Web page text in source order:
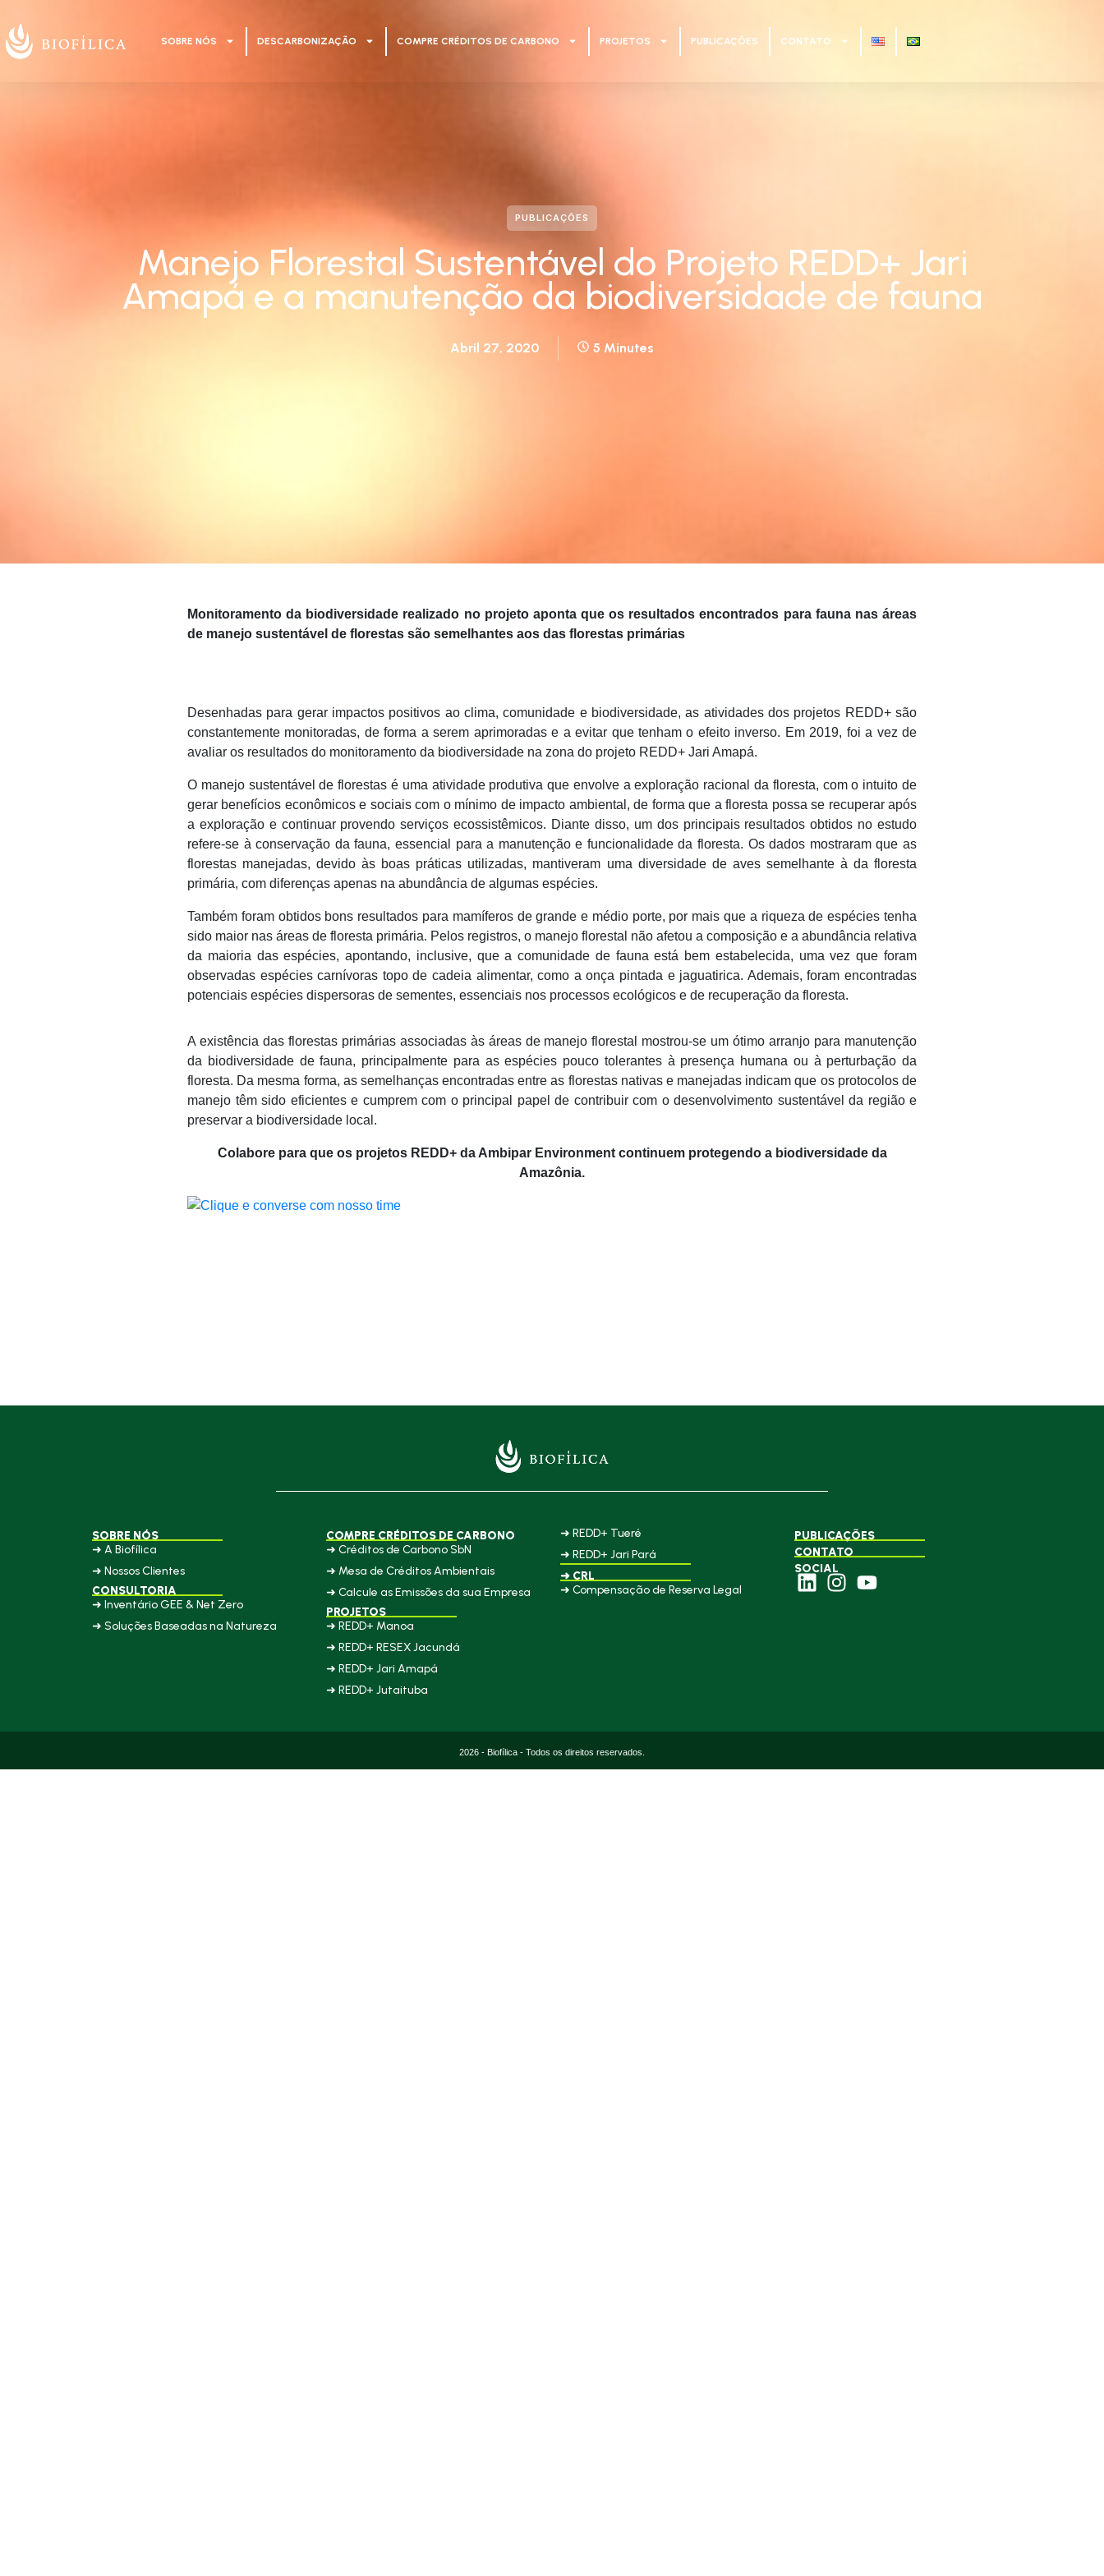
SOBRE NÓS DESCARBONIZAÇÃO COMPRE CRÉDITOS DE CARBONO PROJETOS PUBLICAÇÕES CONTATO
PUBLICAÇÕES
Manejo Florestal Sustentável do Projeto REDD+ Jari
Amapá e a manutenção da biodiversidade de fauna
Abril 27, 2020 5 Minutes
Monitoramento da biodiversidade realizado no projeto aponta que os resultados encontrados para fauna nas áreas
de manejo sustentável de florestas são semelhantes aos das florestas primárias
Desenhadas para gerar impactos positivos ao clima, comunidade e biodiversidade, as atividades dos projetos REDD+ são
constantemente monitoradas, de forma a serem aprimoradas e a evitar que tenham o efeito inverso. Em 2019, foi a vez de
avaliar os resultados do monitoramento da biodiversidade na zona do projeto REDD+ Jari Amapá.
O manejo sustentável de florestas é uma atividade produtiva que envolve a exploração racional da floresta, com o intuito de
gerar benefícios econômicos e sociais com o mínimo de impacto ambiental, de forma que a floresta possa se recuperar após
a exploração e continuar provendo serviços ecossistêmicos. Diante disso, um dos principais resultados obtidos no estudo
refere-se à conservação da fauna, essencial para a manutenção e funcionalidade da floresta. Os dados mostraram que as
florestas manejadas, devido às boas práticas utilizadas, mantiveram uma diversidade de aves semelhante à da floresta
primária, com diferenças apenas na abundância de algumas espécies.
Também foram obtidos bons resultados para mamíferos de grande e médio porte, por mais que a riqueza de espécies tenha
sido maior nas áreas de floresta primária. Pelos registros, o manejo florestal não afetou a composição e a abundância relativa
da maioria das espécies, apontando, inclusive, que a comunidade de fauna está bem estabelecida, uma vez que foram
observadas espécies carnívoras topo de cadeia alimentar, como a onça pintada e jaguatirica. Ademais, foram encontradas
potenciais espécies dispersoras de sementes, essenciais nos processos ecológicos e de recuperação da floresta.
A existência das florestas primárias associadas às áreas de manejo florestal mostrou-se um ótimo arranjo para manutenção
da biodiversidade de fauna, principalmente para as espécies pouco tolerantes à presença humana ou à perturbação da
floresta. Da mesma forma, as semelhanças encontradas entre as florestas nativas e manejadas indicam que os protocolos de
manejo têm sido eficientes e cumprem com o principal papel de contribuir com o desenvolvimento sustentável da região e
preservar a biodiversidade local.
Colabore para que os projetos REDD+ da Ambipar Environment continuem protegendo a biodiversidade da
Amazônia.
SOBRE NÓS
➜ A Biofílica
➜ Nossos Clientes
CONSULTORIA
➜ Inventário GEE & Net Zero
➜ Soluções Baseadas na Natureza
COMPRE CRÉDITOS DE CARBONO
➜ Créditos de Carbono SbN
➜ Mesa de Créditos Ambientais
➜ Calcule as Emissões da sua Empresa
PROJETOS
➜ REDD+ Manoa
➜ REDD+ RESEX Jacundá
➜ REDD+ Jari Amapá
➜ REDD+ Jutaituba
➜ REDD+ Tueré
➜ REDD+ Jari Pará
➜ CRL
➜ Compensação de Reserva Legal
PUBLICAÇÕES
CONTATO
SOCIAL
2026 - Biofílica - Todos os direitos reservados.